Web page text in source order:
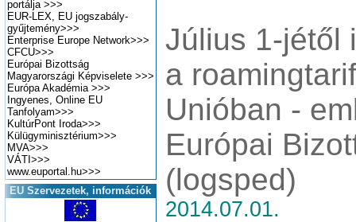
portálja>>>
EUR-LEX, EU jogszabály-
gyűjtemény>>>
Enterprise Europe Network>>>
CFCU>>>
Európai Bizottság
Magyarországi Képviselete >>>
Európa Akadémia >>>
Ingyenes, Online EU
Tanfolyam>>>
KultúrPont Iroda>>>
Külügyminisztérium>>>
MVA>>>
VÁTI >>>
www.euportal.hu>>>
EU Szervezetek, információk
Július 1-jétől
a
Unióban -
Európai
(logsped)
2014.07.01.